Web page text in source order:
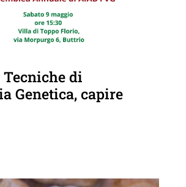
Tecniche di
Genetica, capire